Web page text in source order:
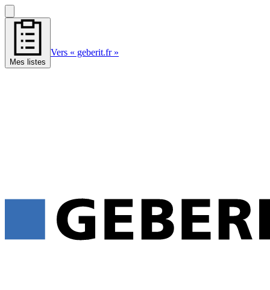
Mes listes
Vers « geberit.fr »